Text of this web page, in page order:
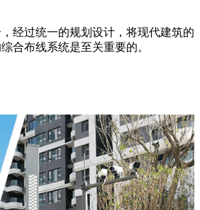
经过统一的规划设计，将现代建筑的
合布线系统是至关重要的。